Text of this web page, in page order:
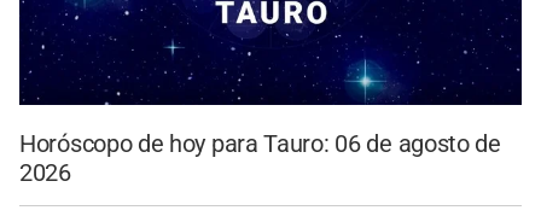
Horóscopo de hoy para Tauro: 06 de agosto de
2026